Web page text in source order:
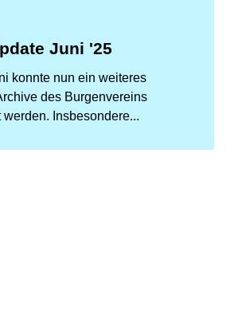
Juni '25
konnte nun ein weiteres
des Burgenvereins
werden. Insbesondere...